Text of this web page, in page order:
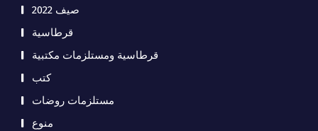
صيف 2022
قرطاسية
قرطاسية ومستلزمات مكتبية
كتب
مستلزمات روضات
منوع